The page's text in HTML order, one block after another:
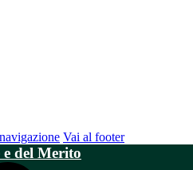
Vai al footer
del Merito